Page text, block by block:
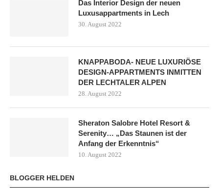
Das Interior Design der neuen
Luxusappartments in Lech
30. August 2022
KNAPPABODA- NEUE LUXURIÖSE
DESIGN-APPARTMENTS INMITTEN
DER LECHTALER ALPEN
28. August 2022
Sheraton Salobre Hotel Resort &
Serenity… „Das Staunen ist der
Anfang der Erkenntnis“
10. August 2022
BLOGGER HELDEN